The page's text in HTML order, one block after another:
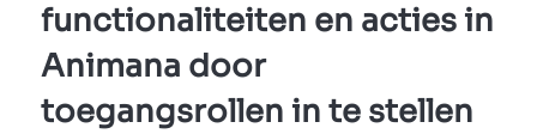
functionaliteiten en acties in
Animana door
toegangsrollen in te stellen